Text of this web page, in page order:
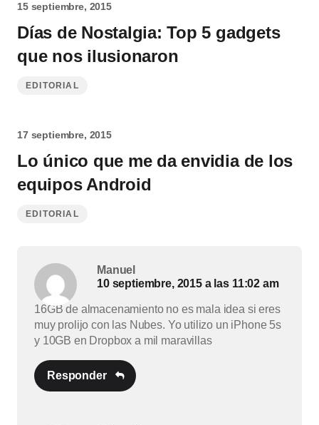
15 septiembre, 2015
Días de Nostalgia: Top 5 gadgets
que nos ilusionaron
EDITORIAL
17 septiembre, 2015
Lo único que me da envidia de los
equipos Android
EDITORIAL
Manuel
10 septiembre, 2015 a las 11:02 am
16GB de almacenamiento no es mala idea si eres
muy prolijo con las Nubes. Yo utilizo un iPhone 5s
y 10GB en Dropbox a mil maravillas
Responder